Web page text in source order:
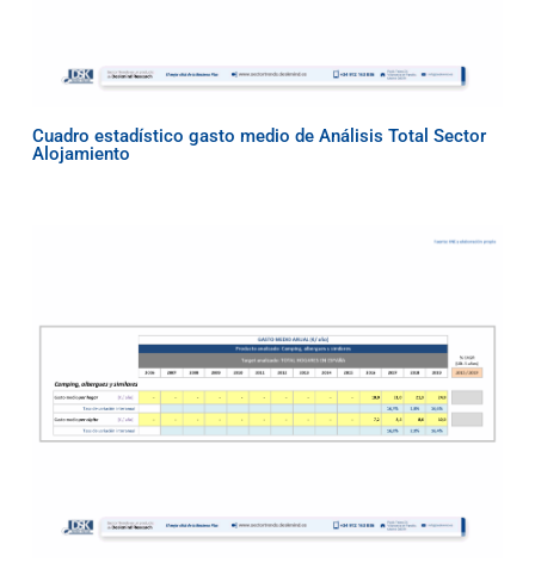
Cuadro estadístico gasto medio de Análisis Total Sector
Alojamiento